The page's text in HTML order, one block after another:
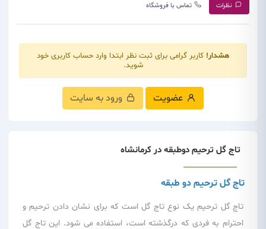
نظرات تماس با فروشگاه
هشدار! کاربر گرامی برای ثبت نظر ابتدا وارد حساب کاربری خود
شوید.
عضویت ورود به سایت
تاج گل ترحیم دوطبقه در کرمانشاه
تاج گل ترحیم دو طبقه
تاج گل ترحیم یک نوع تاج گل است که برای نشان دادن ترحیم و
احترام به فردی که درگذشته است، استفاده می شود. این تاج گل